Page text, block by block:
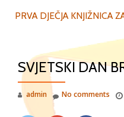
PRVA DJEČJA KNJIŽNICA
SVJETSKI DAN
admin No comments